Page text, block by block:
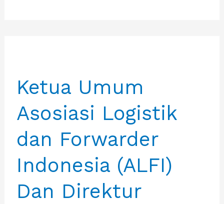
EXPO
2024,
APKASI
Network
Ketua Umum
Asosiasi Logistik
dan Forwarder
Indonesia (ALFI)
Dan Direktur